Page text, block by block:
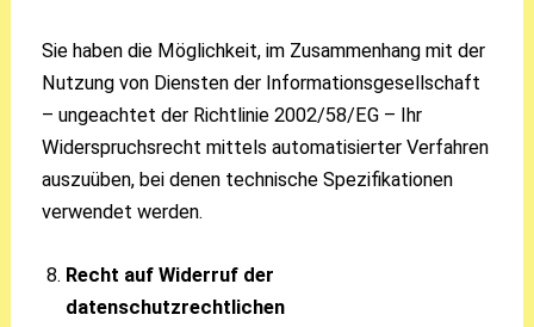
Sie haben die Möglichkeit, im Zusammenhang mit der
Nutzung von Diensten der Informationsgesellschaft
– ungeachtet der Richtlinie 2002/58/EG – Ihr
Widerspruchsrecht mittels automatisierter Verfahren
auszuüben, bei denen technische Spezifikationen
verwendet werden.
Recht auf Widerruf der
datenschutzrechtlichen